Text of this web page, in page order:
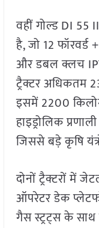
वहीं गोल्ड DI 55
है, जो 12 फॉरवर्ड
और डबल क्लच
ट्रैक्टर अधिकतम
इसमें 2200
हाइड्रोलिक
जिससे बड़े कृषि
दोनों ट्रैक्टरों में
ऑपरेटर डेक
गैस स्ट्रट्स के साथ